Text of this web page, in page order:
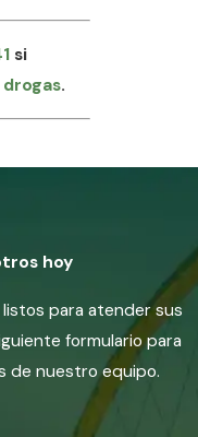
si
.
hoy
listos para atender sus
formulario para
de nuestro equipo.